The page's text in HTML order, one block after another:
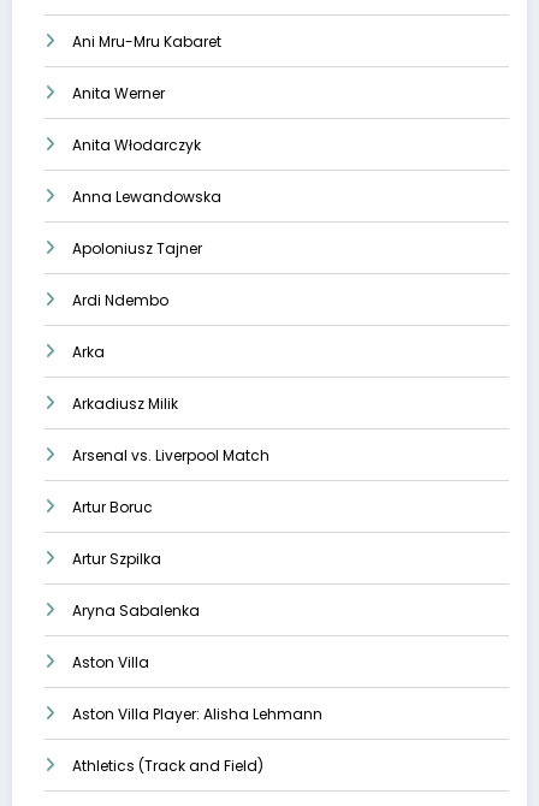
Ani Mru-Mru Kabaret
Anita Werner
Anita Włodarczyk
Anna Lewandowska
Apoloniusz Tajner
Ardi Ndembo
Arka
Arkadiusz Milik
Arsenal vs. Liverpool Match
Artur Boruc
Artur Szpilka
Aryna Sabalenka
Aston Villa
Aston Villa Player: Alisha Lehmann
Athletics (Track and Field)